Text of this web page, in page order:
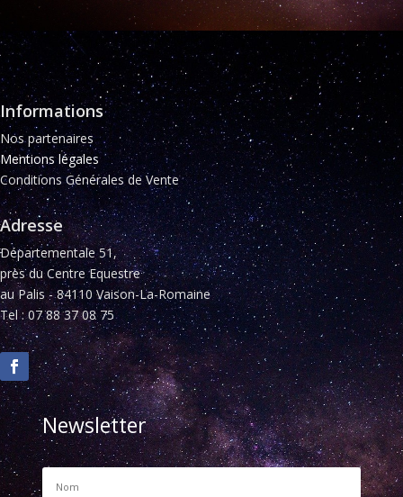
Informations
Nos partenaires
Mentions légales
Conditions Générales de Vente
Adresse
Départementale 51,
près du Centre Equestre
au Palis - 84110 Vaison-La-Romaine
Tel : 07 88 37 08 75
Newsletter